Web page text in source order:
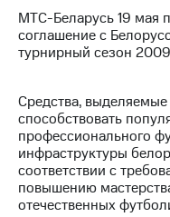
Контакты
Медиа-центр
Пресс-
МТС
о технологиях
Достижения
Интервью
МТС-Беларусь 19 мая
соглашение с
турнирный сезон
Средства,
способствовать
профессионального
инфраструктуры
соответствии с
повышению
отечественных